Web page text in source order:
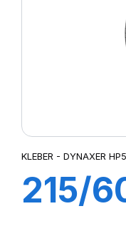
KLEBER - DYNAXER HP5
215/